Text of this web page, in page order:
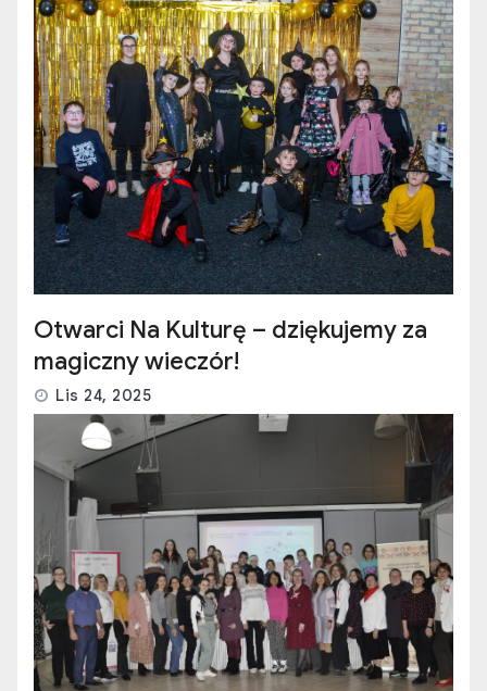
Otwarci Na Kulturę – dziękujemy za
magiczny wieczór!
Lis 24, 2025